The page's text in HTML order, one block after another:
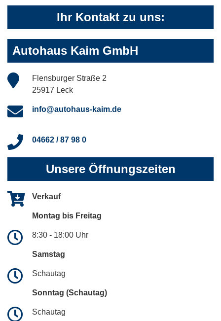
Ihr Kontakt zu uns:
Autohaus Kaim GmbH
Flensburger Straße 2
25917 Leck
info@autohaus-kaim.de
04662 / 87 98 0
Unsere Öffnungszeiten
Verkauf
Montag bis Freitag
8:30 - 18:00 Uhr
Samstag
Schautag
Sonntag (Schautag)
Schautag